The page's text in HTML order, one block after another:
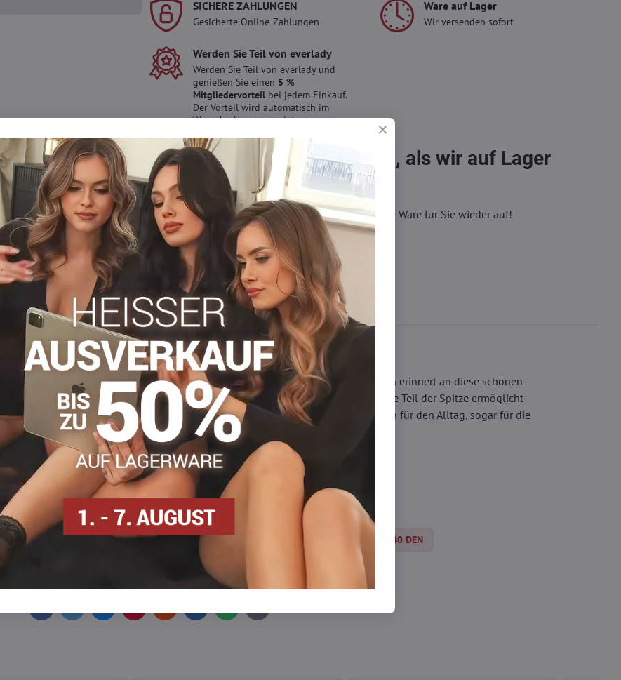
SICHERE ZAHLUNGEN
Gesicherte Online-Zahlungen
Ware auf Lager
Wir versenden sofort
Werden Sie Teil von everlady
Werden Sie Teil von everlady und
genießen Sie einen 5 %
Mitgliedervorteilbei jedem Einkauf.
Der Vorteil wird automatisch im
Warenkorb angewendet.
Möchten Sie mehr bestellen, als wir auf Lager
haben?
Zögern Sie nicht, uns zu kontaktieren, wir füllen die Ware für Sie wieder auf!
info​@everlady​.eu
Bewertungen Diskussion 0
seit Jahrhunderten bekannt. Das DIAMOND RAIN-Muster mit kleinen Diamanten erinnert an diese schönen
müssen Sie sie in Ihrem Kleiderschrank haben. Der verstärkte, transparente Teil der Spitze ermöglicht
haben einen kleinen Baumwollzwickel und Flachnähte. Strumpfhosen eignen sich für den Alltag, sogar für die
Baumwolle
XL/XXL-Strumpfhosen plus size Strumpfhosen DEN
Strumpfhosen 30-40 DEN
FacebookTwitterBlueskyPinterestRedditLinkedInWhatsApp
E-
mail